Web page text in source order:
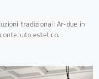
tradizionali Ar-due in
estetico.